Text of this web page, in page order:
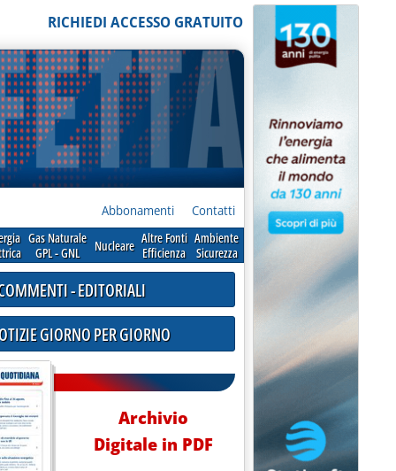
RICHIEDI ACCESSO GRATUITO
Abbonamenti Contatti
Gas Naturale
GPL - GNL
Nucleare Altre Fonti
Efficienza
Ambiente
Sicurezza
- EDITORIALI
GIORNO PER GIORNO
Archivio
Digitale in PDF